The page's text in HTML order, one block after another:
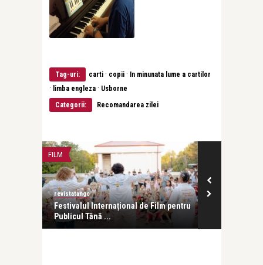
Tag-uri: carti · copii · In minunata lume a cartilor
· limba engleza · Usborne
Categorii:
Recomandarea zilei
FILM
revistatango
Festivalul Internațional de Film pentru
Publicul Tână ...